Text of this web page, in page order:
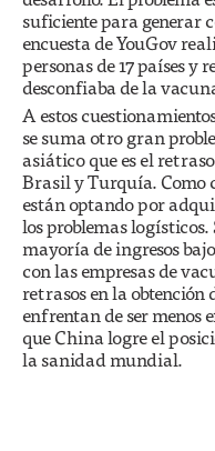
suficiente para generar
encuesta de YouGov
personas de 17 países y
desconfiaba de la
A estos
se suma otro gran
asiático que es el
Brasil y Turquía. Como
están optando por
los problemas logísticos.
mayoría de ingresos
con las empresas de
retrasos en la obtención
enfrentan de ser
que China logre el
la sanidad mundial.